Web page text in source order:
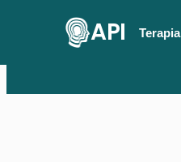
API Terapia